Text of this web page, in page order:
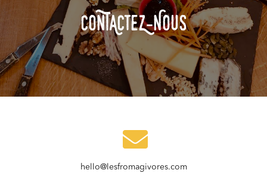
COnTACteZ-NOuS
hello@lesfromagivores.com